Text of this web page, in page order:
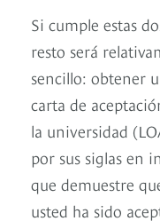
Si cumple estas
resto será
sencillo: obtener
carta de
la universidad
por sus siglas en
que demuestre
usted ha sido